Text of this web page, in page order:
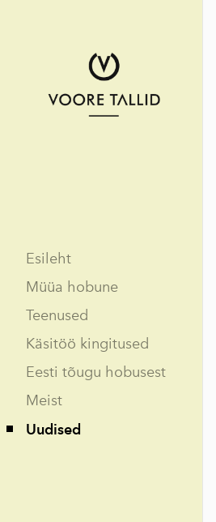
Esileht
Müüa hobune
Teenused
Käsitöö kingitused
Eesti tõugu hobusest
Meist
Uudised